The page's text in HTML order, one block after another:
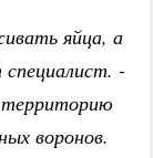
яйца, а
-
воронов.